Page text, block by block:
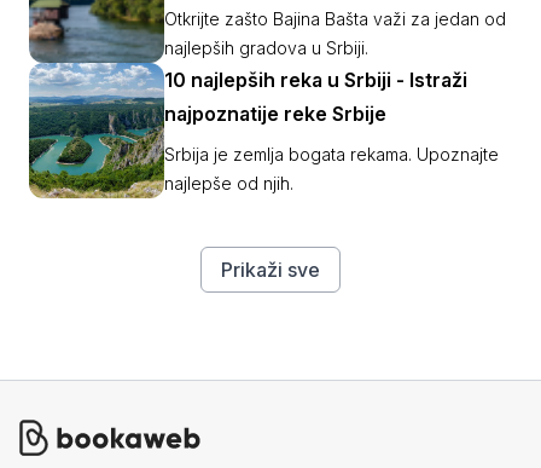
Otkrijte zašto Bajina Bašta važi za jedan od
najlepših gradova u Srbiji.
10 najlepših reka u Srbiji - Istraži
najpoznatije reke Srbije
Srbija je zemlja bogata rekama. Upoznajte
najlepše od njih.
Prikaži sve